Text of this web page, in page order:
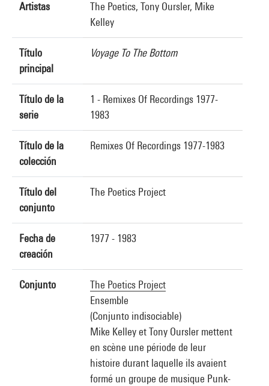
Artistas
The Poetics, Tony Oursler, Mike
Kelley
Título
principal
Voyage To The Bottom
Título de la
serie
1 - Remixes Of Recordings 1977-
1983
Título de la
colección
Remixes Of Recordings 1977-1983
Título del
conjunto
The Poetics Project
Fecha de
creación
1977 - 1983
Conjunto
The Poetics Project
Ensemble
(Conjunto indisociable)
Mike Kelley et Tony Oursler mettent
en scène une période de leur
histoire durant laquelle ils avaient
formé un groupe de musique Punk-